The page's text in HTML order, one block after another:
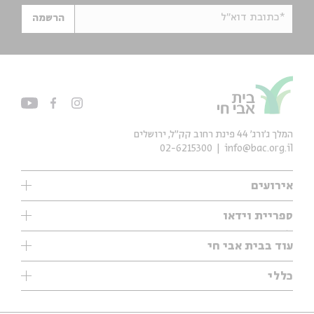
*כתובת דוא"ל הרשמה
אירועים
עיון
אנגלית
נוער
ספריית וידאו
ילדים
מוזיקה
עיון
מיוחדים
עוד בבית אבי חי
תערוכות
מיוחדים
כללי
אודות
המלך ג'ורג' 44 פינת רחוב קק״ל, ירושלים
info@bac.org.il
02-6215300